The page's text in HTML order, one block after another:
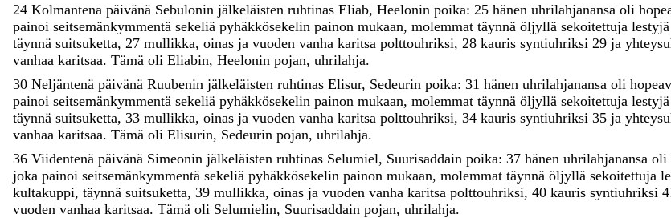
24 Kolmantena päivänä Sebulonin jälkeläisten ruhtinas Eliab, Heelonin poika: 25 hänen uhrilahjanansa oli
painoi seitsemänkymmentä sekeliä pyhäkkösekelin painon mukaan, molemmat täynnä öljyllä sekoitettuja lestyjä
täynnä suitsuketta, 27 mullikka, oinas ja vuoden vanha karitsa polttouhriksi, 28 kauris syntiuhriksi 29 ja
vanhaa karitsaa. Tämä oli Eliabin, Heelonin pojan, uhrilahja.
30 Neljäntenä päivänä Ruubenin jälkeläisten ruhtinas Elisur, Sedeurin poika: 31 hänen uhrilahjanansa oli
painoi seitsemänkymmentä sekeliä pyhäkkösekelin painon mukaan, molemmat täynnä öljyllä sekoitettuja lestyjä
täynnä suitsuketta, 33 mullikka, oinas ja vuoden vanha karitsa polttouhriksi, 34 kauris syntiuhriksi 35 ja
vanhaa karitsaa. Tämä oli Elisurin, Sedeurin pojan, uhrilahja.
36 Viidentenä päivänä Simeonin jälkeläisten ruhtinas Selumiel, Suurisaddain poika: 37 hänen uhrilahjanansa oli
joka painoi seitsemänkymmentä sekeliä pyhäkkösekelin painon mukaan, molemmat täynnä öljyllä sekoitettuja
kultakuppi, täynnä suitsuketta, 39 mullikka, oinas ja vuoden vanha karitsa polttouhriksi, 40 kauris syntiuhriksi
vuoden vanhaa karitsaa. Tämä oli Selumielin, Suurisaddain pojan, uhrilahja.